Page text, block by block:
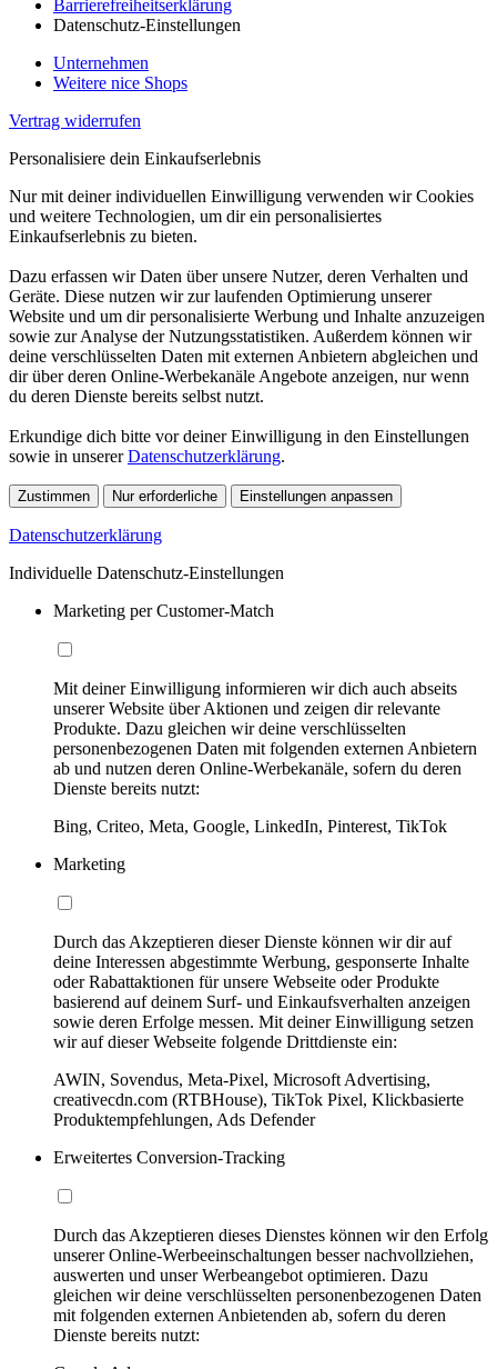
Barrierefreiheitserklärung
Datenschutz-Einstellungen
Unternehmen
Weitere nice Shops
Vertrag widerrufen
Personalisiere dein Einkaufserlebnis
Nur mit deiner individuellen Einwilligung verwenden wir Cookies
und weitere Technologien, um dir ein personalisiertes
Einkaufserlebnis zu bieten.
Dazu erfassen wir Daten über unsere Nutzer, deren Verhalten und
Geräte. Diese nutzen wir zur laufenden Optimierung unserer
Website und um dir personalisierte Werbung und Inhalte anzuzeigen
sowie zur Analyse der Nutzungsstatistiken. Außerdem können wir
deine verschlüsselten Daten mit externen Anbietern abgleichen und
dir über deren Online-Werbekanäle Angebote anzeigen, nur wenn
du deren Dienste bereits selbst nutzt.
Erkundige dich bitte vor deiner Einwilligung in den Einstellungen
sowie in unsererDatenschutzerklärung.
Zustimmen Nur erforderliche Einstellungen anpassen
Datenschutzerklärung
Individuelle Datenschutz-Einstellungen
Marketing per Customer-Match
Mit deiner Einwilligung informieren wir dich auch abseits
unserer Website über Aktionen und zeigen dir relevante
Produkte. Dazu gleichen wir deine verschlüsselten
personenbezogenen Daten mit folgenden externen Anbietern
ab und nutzen deren Online-Werbekanäle, sofern du deren
Dienste bereits nutzt:
Bing, Criteo, Meta, Google, LinkedIn, Pinterest, TikTok
Marketing
Durch das Akzeptieren dieser Dienste können wir dir auf
deine Interessen abgestimmte Werbung, gesponserte Inhalte
oder Rabattaktionen für unsere Webseite oder Produkte
basierend auf deinem Surf- und Einkaufsverhalten anzeigen
sowie deren Erfolge messen. Mit deiner Einwilligung setzen
wir auf dieser Webseite folgende Drittdienste ein:
AWIN, Sovendus, Meta-Pixel, Microsoft Advertising,
creativecdn.com (RTBHouse), TikTok Pixel, Klickbasierte
Produktempfehlungen, Ads Defender
Erweitertes Conversion-Tracking
Durch das Akzeptieren dieses Dienstes können wir den Erfolg
unserer Online-Werbeeinschaltungen besser nachvollziehen,
auswerten und unser Werbeangebot optimieren. Dazu
gleichen wir deine verschlüsselten personenbezogenen Daten
mit folgenden externen Anbietenden ab, sofern du deren
Dienste bereits nutzt: